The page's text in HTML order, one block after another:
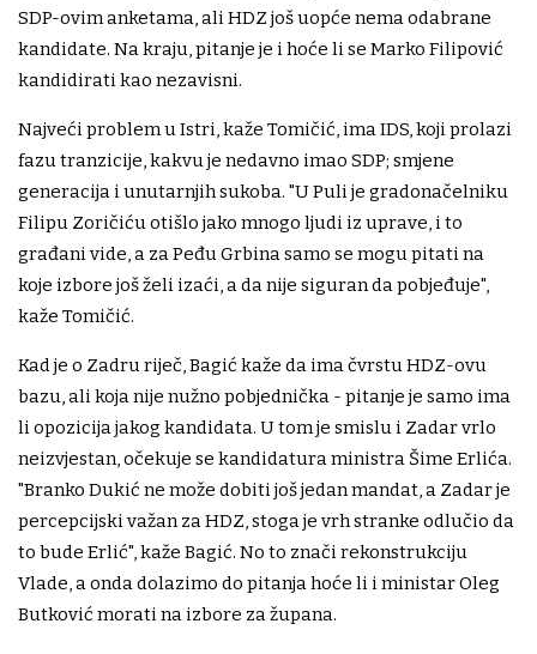
SDP-ovim anketama, ali HDZ još uopće nema odabrane
kandidate. Na kraju, pitanje je i hoće li se Marko Filipović
kandidirati kao nezavisni.
Najveći problem u Istri, kaže Tomičić, ima IDS, koji prolazi
fazu tranzicije, kakvu je nedavno imao SDP; smjene
generacija i unutarnjih sukoba. "U Puli je gradonačelniku
Filipu Zoričiću otišlo jako mnogo ljudi iz uprave, i to
građani vide, a za Peđu Grbina samo se mogu pitati na
koje izbore još želi izaći, a da nije siguran da pobjeđuje",
kaže Tomičić.
Kad je o Zadru riječ, Bagić kaže da ima čvrstu HDZ-ovu
bazu, ali koja nije nužno pobjednička - pitanje je samo ima
li opozicija jakog kandidata. U tom je smislu i Zadar vrlo
neizvjestan, očekuje se kandidatura ministra Šime Erlića.
"Branko Dukić ne može dobiti još jedan mandat, a Zadar je
percepcijski važan za HDZ, stoga je vrh stranke odlučio da
to bude Erlić", kaže Bagić. No to znači rekonstrukciju
Vlade, a onda dolazimo do pitanja hoće li i ministar Oleg
Butković morati na izbore za župana.